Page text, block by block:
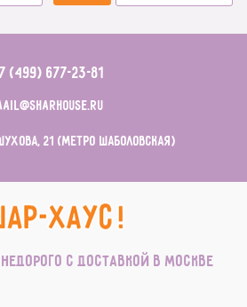
(499) 677-23-81
21 (метро Шаболовская)
с доставкой в Москве